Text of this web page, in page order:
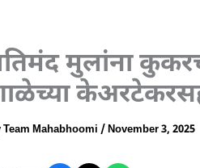
मुलांना
Team Mahabhoomi /November 3, 2025